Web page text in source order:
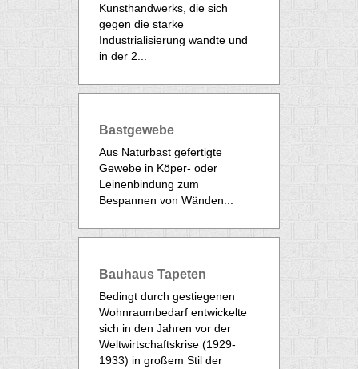
Kunsthandwerks, die sich
gegen die starke
Industrialisierung wandte und
in der 2...
Bastgewebe
Aus Naturbast gefertigte
Gewebe in Köper- oder
Leinenbindung zum
Bespannen von Wänden...
Bauhaus Tapeten
Bedingt durch gestiegenen
Wohnraumbedarf entwickelte
sich in den Jahren vor der
Weltwirtschaftskrise (1929-
1933) in großem Stil der